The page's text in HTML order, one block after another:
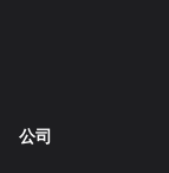
公司